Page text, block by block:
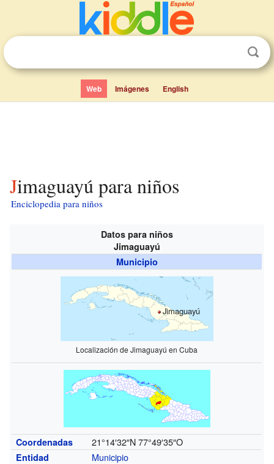
Web Imágenes English
Jimaguayú para niños
Enciclopedia para niños
Datos para niños
Jimaguayú
Municipio
Jimaguayú
Localización de Jimaguayú en Cuba
Coordenadas 21°14′32″N 77°49′35″O
Entidad
Municipio